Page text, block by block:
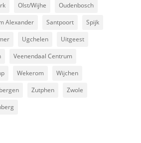
Olst/Wijhe
Oudenbosch
Alexander Santpoort
Spijk
Ugchelen
Uitgeest
Veenendaal Centrum
Wekerom
Wijchen
Zutphen
Zwole